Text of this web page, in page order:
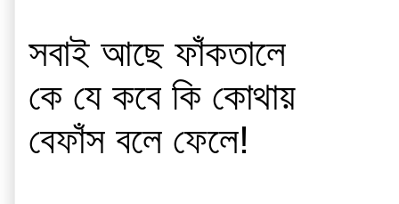
সবাই আছে ফাঁকতালে
কে যে কবে কি কোথায়
বেফাঁস বলে ফেলে!